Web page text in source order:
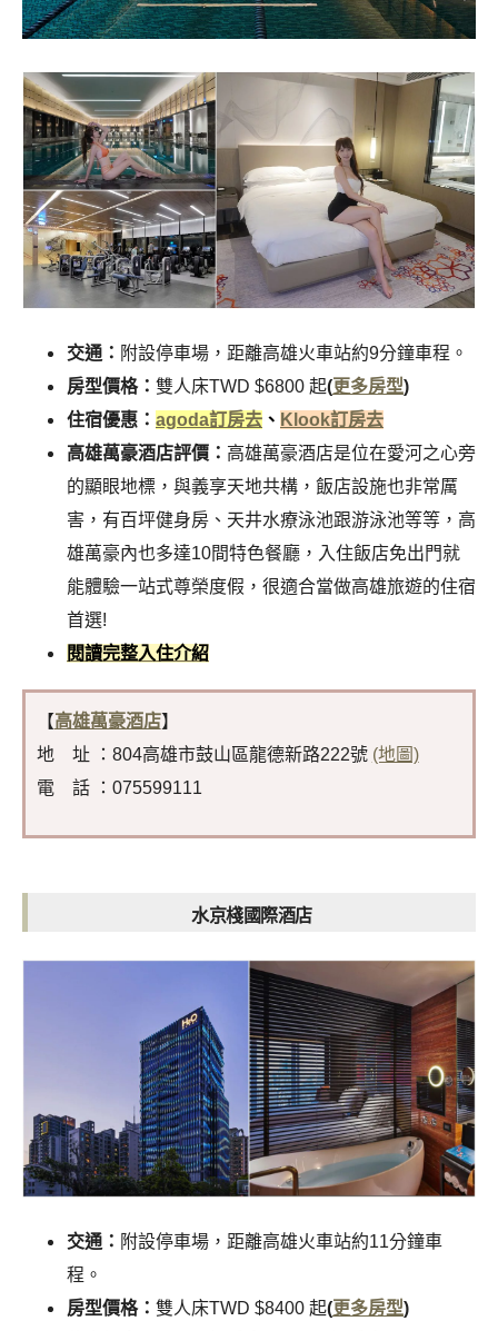
交通： 附設停車場 ，距離高雄火車站約9分鐘車程 。
房型價格： 雙人床TWD $6800 起(更多房型)
住宿優惠： agoda訂房去 、 Klook訂房去
高雄萬豪酒店評價： 高雄萬豪酒店是位在愛河之心旁
的顯眼地標，與義享天地共構，飯店設施也非常厲
害，有百坪健身房、天井水療泳池跟游泳池等等 ， 高
雄萬豪內也多達10間特色餐廳，入住飯店免出門就
能體驗一站式尊榮度假，很適合當做高雄旅遊的住宿
首選!
閱讀完整入住介紹
【高雄萬豪酒店】
地 址 ：804高雄市鼓山區龍德新路222號 (地圖)
電 話 ：075599111
水京棧國際酒店
交通： 附設停車場，距離高雄火車站約11分鐘車
程。
房型價格： 雙人床TWD $8400 起(更多房型)